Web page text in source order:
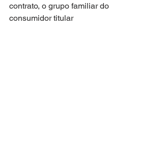
contrato, o grupo familiar do
consumidor titular